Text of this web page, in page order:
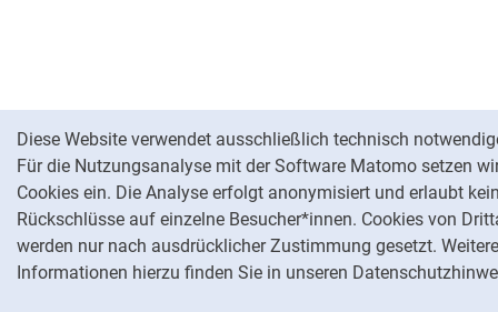
Diese Website verwendet ausschließlich technisch
Für die Nutzungsanalyse mit der Software Matomo setzen
Cookies ein. Die Analyse erfolgt anonymisiert und erlaubt
Rückschlüsse auf einzelne Besucher*innen. Cookies von
werden nur nach ausdrücklicher Zustimmung gesetzt. Weitere
Informationen hierzu finden Sie in unseren